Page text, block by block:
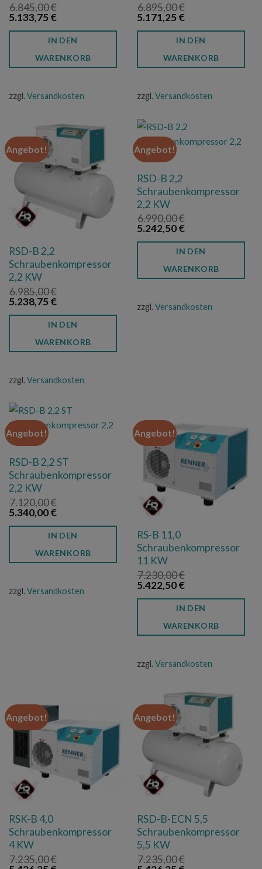
6.845,00€
Ursprünglicher
6.845,00 €
5.133,75€Aktueller
ist:
5.133,75 €.
IN DEN
WARENKORB
zzgl. Versandkosten
6.895,00€
Ursprünglicher
6.895,00 €
5.171,25€Aktueller
ist:
5.171,25 €.
IN DEN
WARENKORB
zzgl. Versandkosten
Angebot!
RSD-B 2,2
Schraubenkompressor
2,2 KW
6.985,00€
Ursprünglicher
6.985,00 €
5.238,75€Aktueller
ist:
5.238,75 €.
IN DEN
WARENKORB
zzgl. Versandkosten
Angebot!
RSD-B 2,2
Schraubenkompressor
2,2 KW
6.990,00€
Ursprünglicher
6.990,00 €
5.242,50€Aktueller
ist:
5.242,50 €.
IN DEN
WARENKORB
zzgl. Versandkosten
Angebot!
RSD-B 2,2 ST
Schraubenkompressor
2,2 KW
7.120,00€
Ursprünglicher
7.120,00 €
5.340,00€Aktueller
ist:
5.340,00 €.
IN DEN
WARENKORB
zzgl. Versandkosten
Angebot!
RS-B 11,0
Schraubenkompressor
11 KW
7.230,00€
Ursprünglicher
7.230,00 €
5.422,50€Aktueller
ist:
5.422,50 €.
IN DEN
WARENKORB
zzgl. Versandkosten
Angebot!
RSK-B 4,0
Schraubenkompressor
4 KW
7.235,00€
Angebot!
RSD-B-ECN 5,5
Schraubenkompressor
5,5 KW
7.235,00€